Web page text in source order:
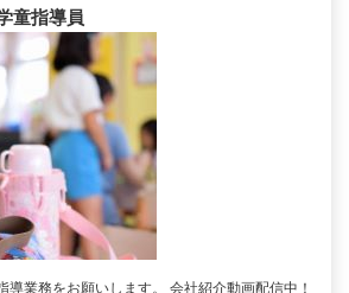
童指導員
導業務をお願いします。 会社紹介動画配信中！